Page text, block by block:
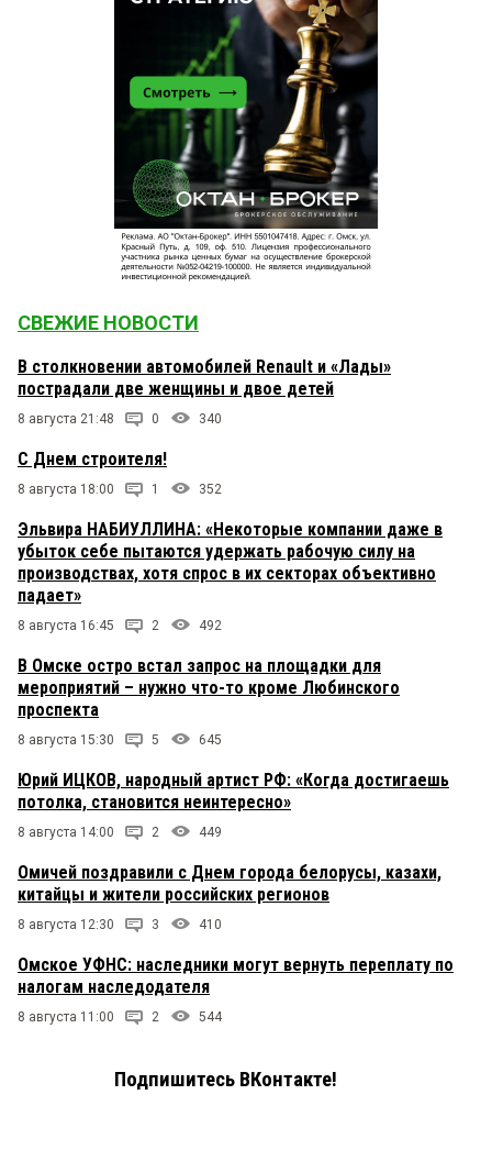
СВЕЖИЕ НОВОСТИ
В столкновении автомобилей Renault и «Лады»
пострадали две женщины и двое детей
8 августа 21:48 0 340
С Днем строителя!
8 августа 18:00 1 352
Эльвира НАБИУЛЛИНА: «Некоторые компании даже в
убыток себе пытаются удержать рабочую силу на
производствах, хотя спрос в их секторах объективно
падает»
8 августа 16:45 2 492
В Омске остро встал запрос на площадки для
мероприятий – нужно что-то кроме Любинского
проспекта
8 августа 15:30 5 645
Юрий ИЦКОВ, народный артист РФ: «Когда достигаешь
потолка, становится неинтересно»
8 августа 14:00 2 449
Омичей поздравили с Днем города белорусы, казахи,
китайцы и жители российских регионов
8 августа 12:30 3 410
Омское УФНС: наследники могут вернуть переплату по
налогам наследодателя
8 августа 11:00 2 544
Подпишитесь ВКонтакте!